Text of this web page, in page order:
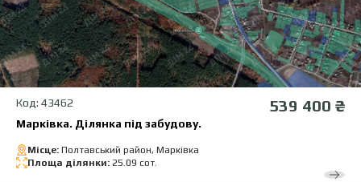
Код: 43462 539 400 ₴
Марківка. Ділянка під забудову.
Місце: Полтавський район, Марківка
Площа ділянки: 25.09 сот.